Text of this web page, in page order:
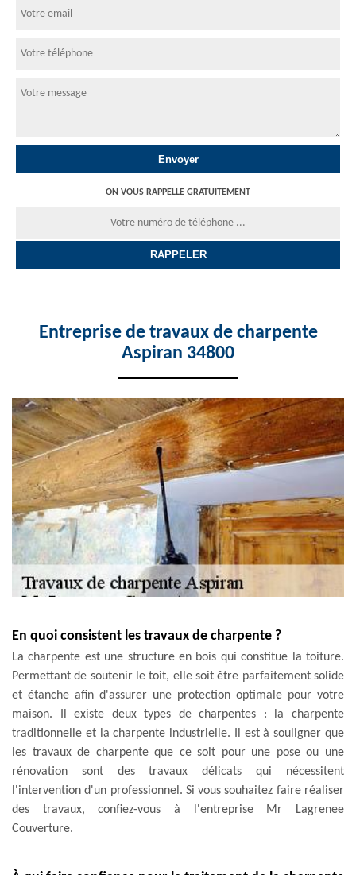
ON VOUS RAPPELLE GRATUITEMENT
Entreprise de travaux de charpente
Aspiran 34800
En quoi consistent les travaux de charpente ?
La charpente est une structure en bois qui constitue la toiture.
Permettant de soutenir le toit, elle soit être parfaitement solide
et étanche afin d'assurer une protection optimale pour votre
maison. Il existe deux types de charpentes : la charpente
traditionnelle et la charpente industrielle. Il est à souligner que
les travaux de charpente que ce soit pour une pose ou une
rénovation sont des travaux délicats qui nécessitent
l'intervention d'un professionnel. Si vous souhaitez faire réaliser
des travaux, confiez-vous à l'entreprise Mr Lagrenee
Couverture.